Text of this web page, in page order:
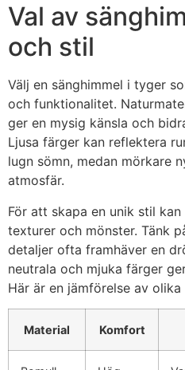
Val av
och stil
Välj en sänghimmel i tyger
och funktionalitet.
ger en mysig känsla och
Ljusa färger kan reflektera
lugn sömn, medan mörkare
atmosfär.
För att skapa en unik stil
texturer och mönster. Tänk
detaljer ofta framhäver en
neutrala och mjuka färger
Här är en jämförelse av olika
Material Komfort